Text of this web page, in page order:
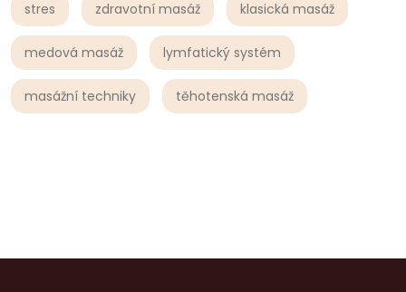
stres zdravotní masáž klasická masáž
medová masáž lymfatický systém
masážní techniky těhotenská masáž